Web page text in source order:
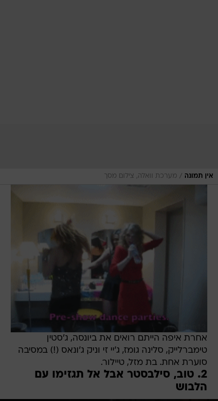
אין תמונה / מערכת וואלה, צילום מסך
אחרת איפה הייתם רואים את ביונסה, ג'סטין
טימברלייק, סלינה גומז, ג'יי זי וניק ג'ונאס (!) במסיבה
סוערת אחת. בת מזל, טיילור.
2. טוב, סילבסטר אבל אל תגזימו עם
הלבוש